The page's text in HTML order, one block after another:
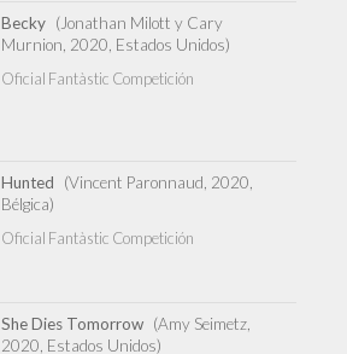
Becky (Jonathan Milott y Cary
Murnion, 2020, Estados Unidos)
Oficial Fantàstic Competición
Hunted
(Vincent Paronnaud, 2020,
Bélgica)
Oficial Fantàstic Competición
She Dies Tomorrow (Amy Seimetz,
2020, Estados Unidos)